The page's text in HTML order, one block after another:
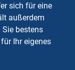
sich für eine
außerdem
bestens
Ihr eigenes